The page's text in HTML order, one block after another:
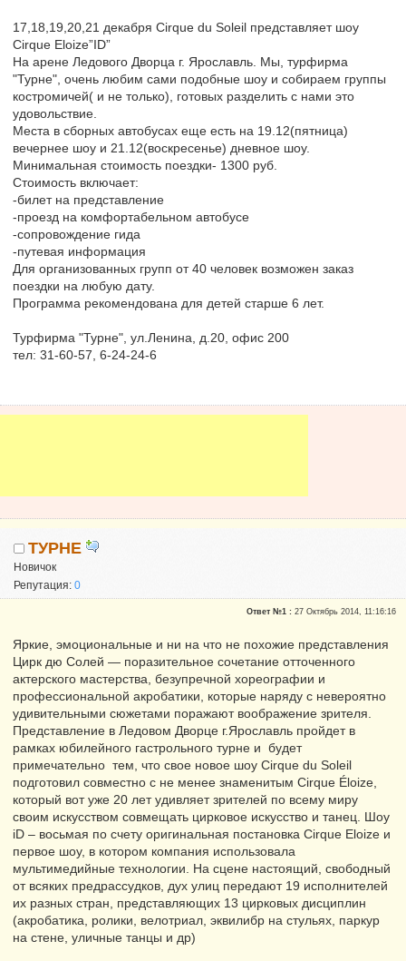
17,18,19,20,21 декабря Cirque du Soleil представляет шоу
Cirque Eloize”ID”
На арене Ледового Дворца г. Ярославль. Мы, турфирма
"Турне", очень любим сами подобные шоу и собираем группы
костромичей( и не только), готовых разделить с нами это
удовольствие.
Места в сборных автобусах еще есть на 19.12(пятница)
вечернее шоу и 21.12(воскресенье) дневное шоу.
Минимальная стоимость поездки- 1300 руб.
Стоимость включает:
-билет на представление
-проезд на комфортабельном автобусе
-сопровождение гида
-путевая информация
Для организованных групп от 40 человек возможен заказ
поездки на любую дату.
Программа рекомендована для детей старше 6 лет.
Турфирма "Турне", ул.Ленина, д.20, офис 200
тел: 31-60-57, 6-24-24-6
ТУРНЕ
Новичок
Репутация:0
Ответ №1 :27 Октябрь 2014, 11:16:16
Яркие, эмоциональные и ни на что не похожие представления
Цирк дю Солей — поразительное сочетание отточенного
актерского мастерства, безупречной хореографии и
профессиональной акробатики, которые наряду с невероятно
удивительными сюжетами поражают воображение зрителя.
Представление в Ледовом Дворце г.Ярославль пройдет в
рамках юбилейного гастрольного турне и будет
примечательно тем, что свое новое шоу Cirque du Soleil
подготовил совместно с не менее знаменитым Cirque Éloize,
который вот уже 20 лет удивляет зрителей по всему миру
своим искусством совмещать цирковое искусство и танец. Шоу
iD – восьмая по счету оригинальная постановка Cirque Eloize и
первое шоу, в котором компания использовала
мультимедийные технологии. На сцене настоящий, свободный
от всяких предрассудков, дух улиц передают 19 исполнителей
их разных стран, представляющих 13 цирковых дисциплин
(акробатика, ролики, велотриал, эквилибр на стульях, паркур
на стене, уличные танцы и др)